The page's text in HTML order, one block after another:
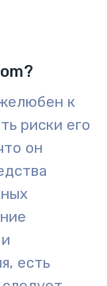
к
риски его
он
есть